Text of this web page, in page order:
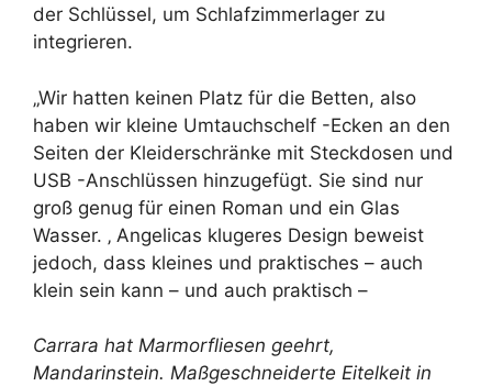
der Schlüssel, um Schlafzimmerlager zu
integrieren.
„Wir hatten keinen Platz für die Betten, also
haben wir kleine Umtauchschelf -Ecken an den
Seiten der Kleiderschränke mit Steckdosen und
USB -Anschlüssen hinzugefügt. Sie sind nur
groß genug für einen Roman und ein Glas
Wasser. ‚ Angelicas klugeres Design beweist
jedoch, dass kleines und praktisches – auch
klein sein kann – und auch praktisch –
Carrara hat Marmorfliesen geehrt,
Mandarinstein. Maßgeschneiderte Eitelkeit in